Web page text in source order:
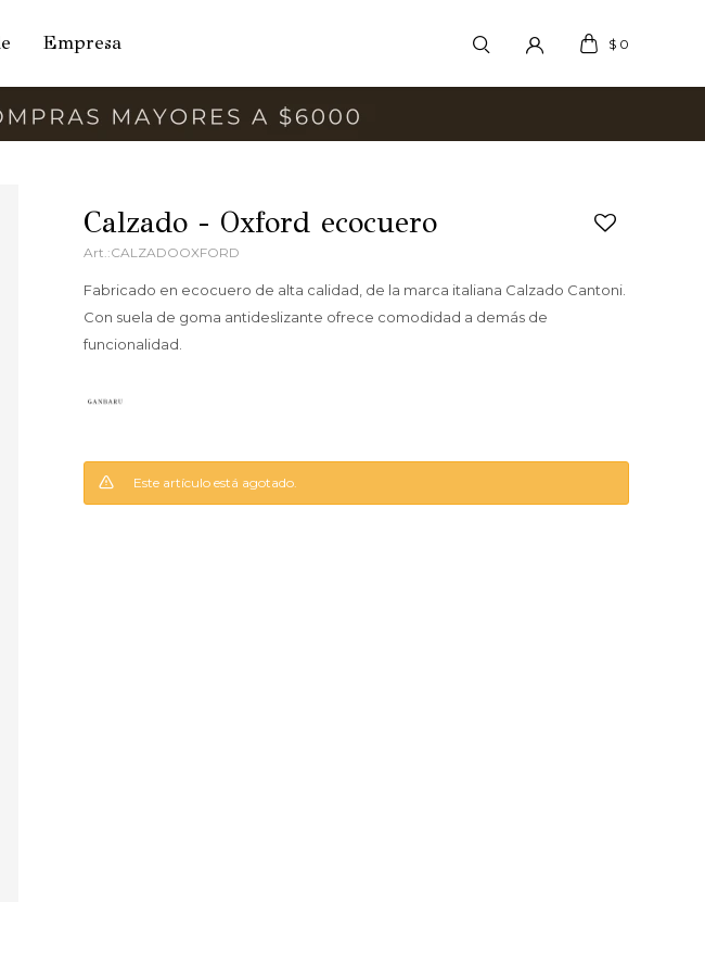
Empresa $ 0
Calzado - Oxford ecocuero
CALZADOOXFORD
Fabricado en ecocuero de alta calidad, de la marca italiana Calzado Cantoni.
Con suela de goma antideslizante ofrece comodidad a demás de
funcionalidad.
Este artículo está agotado.